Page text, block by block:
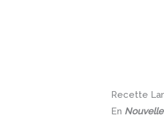
Recette
En